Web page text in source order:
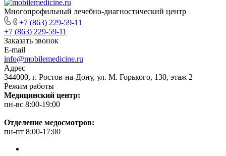
Многопрофильный лечебно-диагностический центр
+7 (863) 229-59-11
+7 (863) 229-59-11
Заказать звонок
E-mail
info@mobilemedicine.ru
Адрес
344000, г. Ростов-на-Дону, ул. М. Горького, 130, этаж 2
Режим работы
Медицинский центр:
пн-вс 8:00-19:00
Отделение медосмотров:
пн-пт 8:00-17:00